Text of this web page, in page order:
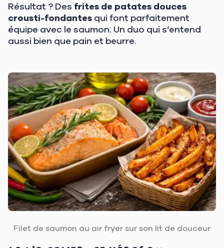
Résultat ? Des frites de patates douces
crousti-fondantes qui font parfaitement
équipe avec le saumon. Un duo qui s’entend
aussi bien que pain et beurre.
Filet de saumon au air fryer sur son lit de douceur